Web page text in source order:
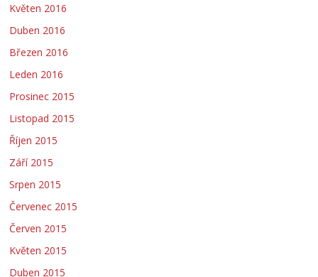
Květen 2016
Duben 2016
Březen 2016
Leden 2016
Prosinec 2015
Listopad 2015
Říjen 2015
Září 2015
Srpen 2015
Červenec 2015
Červen 2015
Květen 2015
Duben 2015